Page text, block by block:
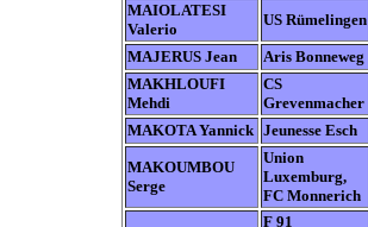
MAIOLATESI
Valerio
US Rümelingen
MAJERUS Jean Aris Bonneweg
MAKHLOUFI
Mehdi
CS
Grevenmacher
MAKOTA Yannick Jeunesse Esch
MAKOUMBOU
Serge
Union
Luxemburg,
FC Monnerich
F 91